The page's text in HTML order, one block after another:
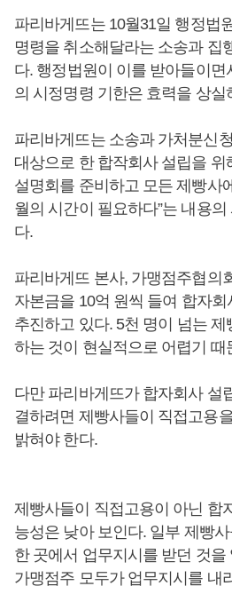
파리바게뜨는 10월31일 행정법
명령을 취소해달라는 소송과 집
다. 행정법원이 이를 받아들이
의 시정명령 기한은 효력을 상실
파리바게뜨는 소송과 가처분신
대상으로 한 합작회사 설립을 위
설명회를 준비하고 모든 제빵사
월의 시간이 필요하다”는 내용
다.
파리바게뜨 본사, 가맹점주협의
자본금을 10억 원씩 들여 합자
추진하고 있다. 5천 명이 넘는
하는 것이 현실적으로 어렵기 때
다만 파리바게뜨가 합자회사 설
결하려면 제빵사들이 직접고용
밝혀야 한다.
제빵사들이 직접고용이 아닌 합
능성은 낮아 보인다. 일부 제빵
한 곳에서 업무지시를 받던 것을
가맹점주 모두가 업무지시를 내